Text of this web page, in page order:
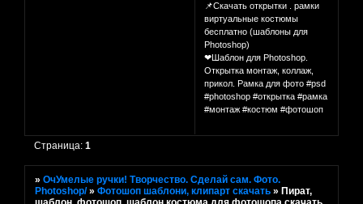
📌Скачать открытки . рамки
виртуальные костюмы
бесплатно (шаблоны для
Photoshop)
❤Шаблон для Photoshop.
Открытка монтаж, коллаж,
прикол. Рамка для фото #psd
#photoshop #открытка #рамка
#монтаж #костюм #фотошоп
Страница:1
»ОчУмелые ручки! Творчество. Сделай сам. Фото.
Photoshop/ »Фотошоп шаблони, клипарт скачать »Пират,